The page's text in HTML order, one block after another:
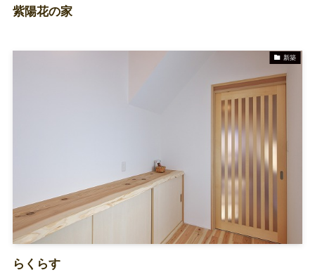
紫陽花の家
新築
らくらす